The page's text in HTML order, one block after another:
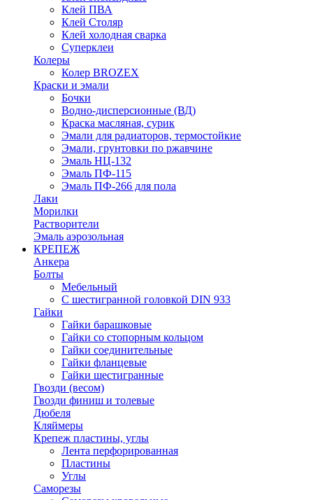
Клей ПВА
Клей Столяр
Клей холодная сварка
Суперклеи
Колеры
Колер BROZEX
Краски и эмали
Бочки
Водно-дисперсионные (ВД)
Краска масляная, сурик
Эмали для радиаторов, термостойкие
Эмали, грунтовки по ржавчине
Эмаль НЦ-132
Эмаль ПФ-115
Эмаль ПФ-266 для пола
Лаки
Морилки
Растворители
Эмаль аэрозольная
КРЕПЕЖ
Анкера
Болты
Мебельный
С шестигранной головкой DIN 933
Гайки
Гайки барашковые
Гайки со стопорным кольцом
Гайки соединительные
Гайки фланцевые
Гайки шестигранные
Гвозди (весом)
Гвозди финиш и толевые
Дюбеля
Кляймеры
Крепеж пластины, углы
Лента перфорированная
Пластины
Углы
Саморезы